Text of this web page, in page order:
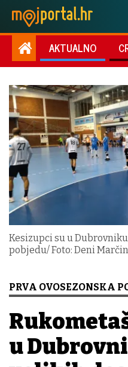
AKTUALNO
Kesizupci su u
pobjedu/ Foto: Deni
PRVA OVOSEZONSKA
u